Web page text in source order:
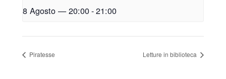
8 Agosto — 20:00-21:00
Piratesse Letture in biblioteca